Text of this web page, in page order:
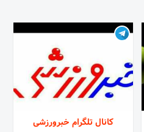
کانال تلگرام خبرورزشی